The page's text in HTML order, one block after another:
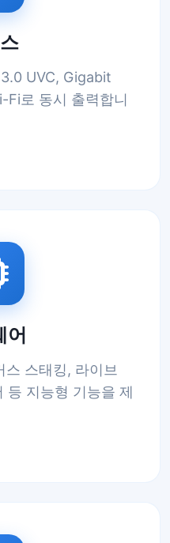
UVC, Gigabit
로 동시 출력합니
어
스태킹, 라이브
등 지능형 기능을 제